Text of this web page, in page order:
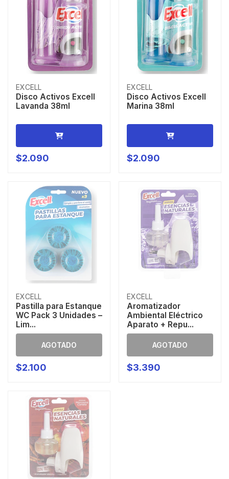
EXCELL
Disco Activos Excell
Lavanda 38ml
$2.090
EXCELL
Disco Activos Excell
Marina 38ml
$2.090
EXCELL
Pastilla para Estanque
WC Pack 3 Unidades –
Lim...
AGOTADO
$2.100
EXCELL
Aromatizador
Ambiental Eléctrico
Aparato + Repu...
AGOTADO
$3.390